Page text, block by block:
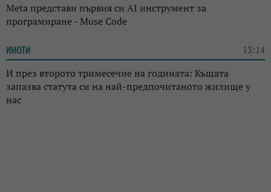
Meta представи първия си AI инструмент за
програмиране - Muse Code
ИМОТИ 13:14
И през второто тримесечие на годината: Къщата
запазва статута си на най-предпочитаното жилище у
нас